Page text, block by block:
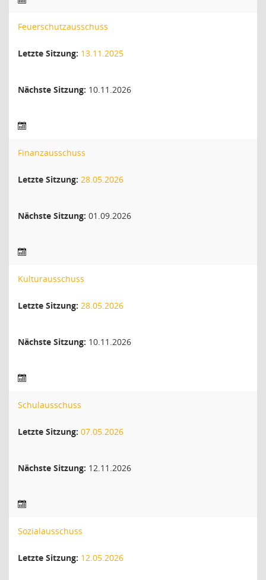
Feuerschutzausschuss
Letzte Sitzung: 13.11.2025
Nächste Sitzung: 10.11.2026
Finanzausschuss
Letzte Sitzung: 28.05.2026
Nächste Sitzung: 01.09.2026
Kulturausschuss
Letzte Sitzung: 28.05.2026
Nächste Sitzung: 10.11.2026
Schulausschuss
Letzte Sitzung: 07.05.2026
Nächste Sitzung: 12.11.2026
Sozialausschuss
Letzte Sitzung: 12.05.2026